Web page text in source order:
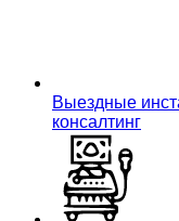
Выездные
консалтинг